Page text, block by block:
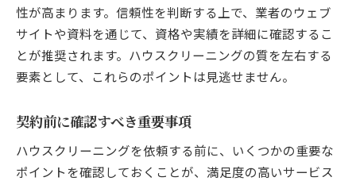
性が高まります。信頼性を判断する上で、業者のウェブ
サイトや資料を通じて、資格や実績を詳細に確認するこ
とが推奨されます。ハウスクリーニングの質を左右する
要素として、これらのポイントは見逃せません。
契約前に確認すべき重要事項
ハウスクリーニングを依頼する前に、いくつかの重要な
ポイントを確認しておくことが、満足度の高いサービス